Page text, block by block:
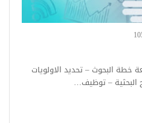
خطة البحوث – تحديد الاولويات
البحثية – توظيف…